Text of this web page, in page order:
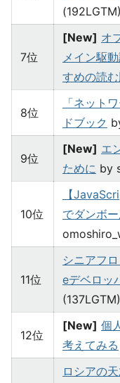
(192LGTM)
7位
[New] オ
メイン駆
すめの読
8位
「ネット
ドブック
9位
[New] エ
ために by
10位
【
でダンボ
11位
シニアフ
eデベロッ
(137LGTM)
12位
[New] 個
考えてみる
ロシアの